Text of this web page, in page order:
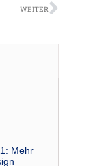
WEITER
Mehr